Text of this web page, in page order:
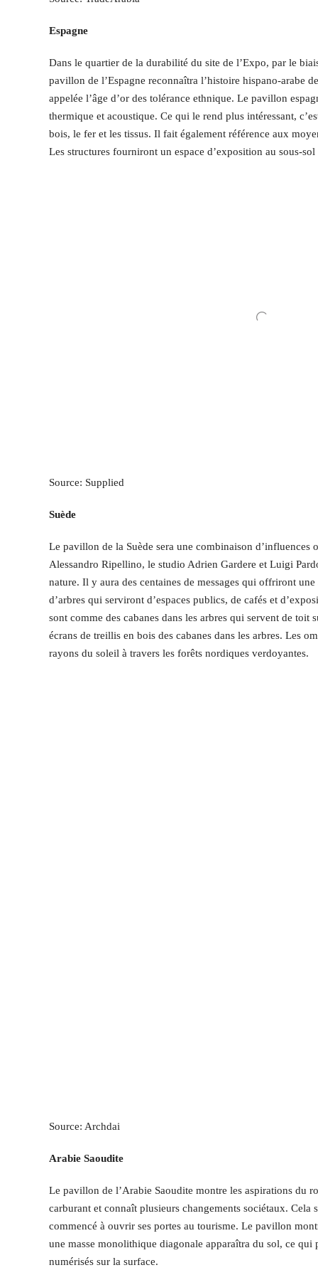
Espagne
Dans le quartier de la durabilité du site de l’Expo, par le
pavillon de l’Espagne reconnaîtra l’histoire hispano-arabe
appelée l’âge d’or des tolérance ethnique. Le pavillon
thermique et acoustique. Ce qui le rend plus intéressant,
bois, le fer et les tissus. Il fait également référence aux
Les structures fourniront un espace d’exposition au sous-
Source: Supplied
Suède
Le pavillon de la Suède sera une combinaison d’influences
Alessandro Ripellino, le studio Adrien Gardere et Luigi
nature. Il y aura des centaines de messages qui offriront
d’arbres qui serviront d’espaces publics, de cafés et
sont comme des cabanes dans les arbres qui servent de
écrans de treillis en bois des cabanes dans les arbres. Les
rayons du soleil à travers les forêts nordiques verdoyantes.
Source: Archdai
Arabie Saoudite
Le pavillon de l’Arabie Saoudite montre les aspirations du
carburant et connaît plusieurs changements sociétaux. Cela
commencé à ouvrir ses portes au tourisme. Le pavillon
une masse monolithique diagonale apparaîtra du sol, ce
numérisés sur la surface.